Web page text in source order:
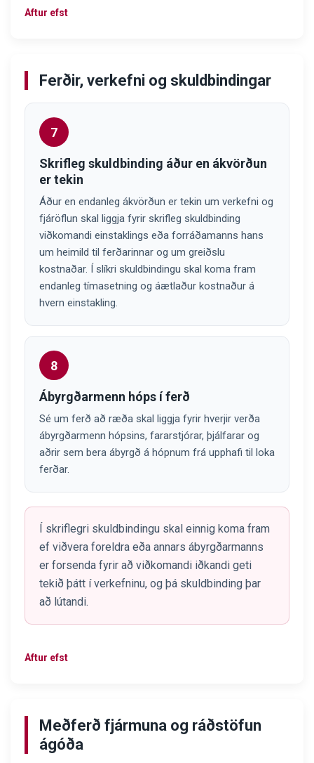
Aftur efst
Ferðir, verkefni og skuldbindingar
7
Skrifleg skuldbinding áður en ákvörðun
er tekin
Áður en endanleg ákvörðun er tekin um verkefni og
fjáröflun skal liggja fyrir skrifleg skuldbinding
viðkomandi einstaklings eða forráðamanns hans
um heimild til ferðarinnar og um greiðslu
kostnaðar. Í slíkri skuldbindingu skal koma fram
endanleg tímasetning og áætlaður kostnaður á
hvern einstakling.
8
Ábyrgðarmenn hóps í ferð
Sé um ferð að ræða skal liggja fyrir hverjir verða
ábyrgðarmenn hópsins, fararstjórar, þjálfarar og
aðrir sem bera ábyrgð á hópnum frá upphafi til loka
ferðar.
Í skriflegri skuldbindingu skal einnig koma fram
ef viðvera foreldra eða annars ábyrgðarmanns
er forsenda fyrir að viðkomandi iðkandi geti
tekið þátt í verkefninu, og þá skuldbinding þar
að lútandi.
Aftur efst
Meðferð fjármuna og ráðstöfun
ágóða